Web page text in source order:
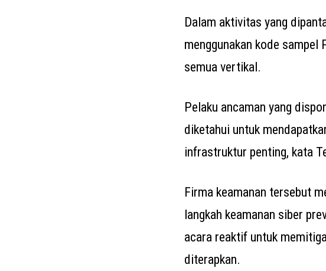
Dalam aktivitas yang
menggunakan kode
semua vertikal.
Pelaku ancaman yang
diketahui untuk
infrastruktur penting, kata
Firma keamanan tersebut
langkah keamanan siber
acara reaktif untuk
diterapkan.